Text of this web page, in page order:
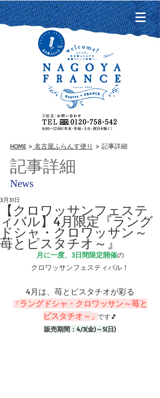
HOME > 名古屋ふらんす便り > 記事詳細
記事詳細
News
【クロワッサンフェステ
ィバル】4月限定『ラング
ドシャ・クロワッサン～
苺とピスタチオ～』
3月31日
月に一度、3日間限定開催の
クロワッサンフェスティバル！
4月は、苺とピスタチオが彩る
「ラングドシャ・クロワッサン～苺と
ピスタチオ～ 」 です🎵
販売期間：4/3(金)～5(日)